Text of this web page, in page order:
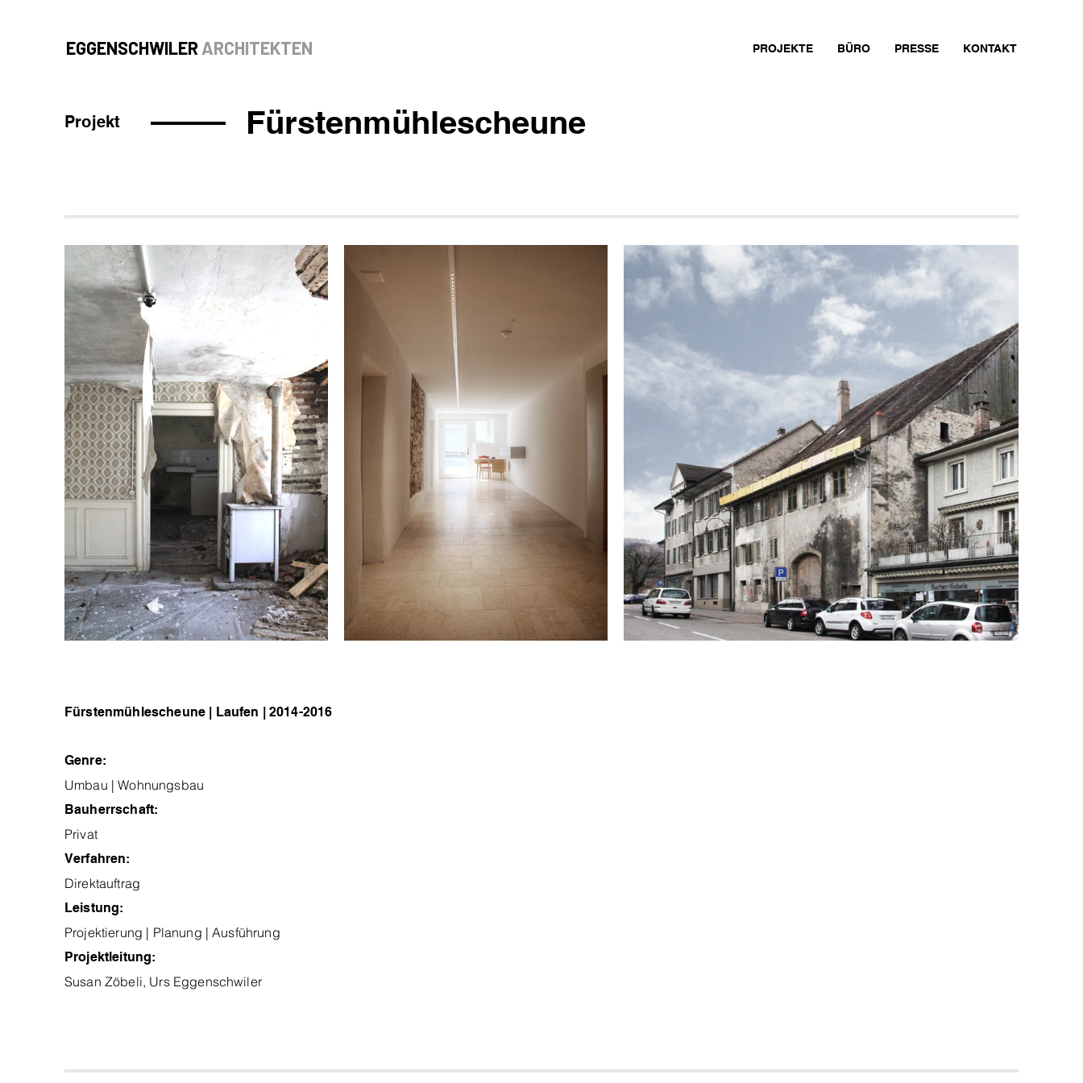
EGGENSCHWILER ARCHITEKTEN PROJEKTE BÜRO PRESSE KONTAKT
Projekt Fürstenmühlescheune
Fürstenmühlescheune | Laufen | 2014-2016
Genre:
Umbau | Wohnungsbau
Bauherrschaft:
Privat
Verfahren:
Direktauftrag
Leistung:
Projektierung | Planung | Ausführung
Projektleitung:
Susan Zöbeli, Urs Eggenschwiler